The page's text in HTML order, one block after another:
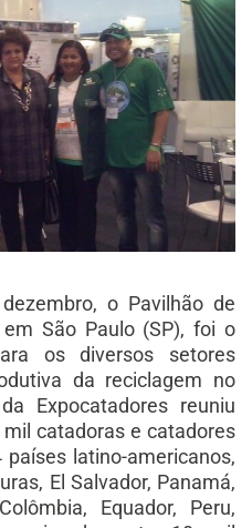
o Pavilhão de
São Paulo (SP), foi o
os diversos setores
da reciclagem no
Expocatadores reuniu
catadoras e catadores
latino-americanos,
El Salvador, Panamá,
Equador, Peru,